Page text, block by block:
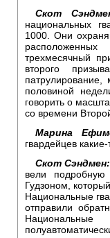
Скот
национальных
1000. Они
трехмесячный
второго
половиной
говорить о
со времени
Марина
гвардейцев
Скот Сэндмен:
вели
Гудзоном,
Национальные
отправили